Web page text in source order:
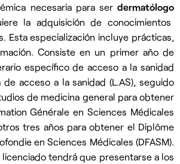
necesaria para ser dermatólogo
la adquisición de conocimientos
Esta especialización incluye prácticas,
Consiste en un primer año de
específico de acceso a la sanidad
de acceso a la sanidad (L.AS), seguido
de medicina general para obtener
Générale en Sciences Médicales
tres años para obtener el Diplôme
en Sciences Médicales (DFASM).
licenciado tendrá que presentarse a los